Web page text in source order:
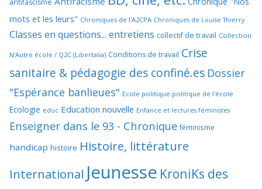
antifascisme
mots et les leurs" Chroniques de l'A2CPA Chroniques de Louise Thierry
Classes en questions... entretiens collectif de travail Collection
N'Autre école / Q2C (Libertalia) Conditions de travail Crise
sanitaire & pédagogie des confiné.es Dossier
"Espérance banlieues" Ecole politique politique de l'école
Ecologie educ Education nouvelle Enfance et lectures féministes
Enseigner dans le 93 - Chronique féminisme
handicap histoire Histoire, littérature
International Jeunesse KroniKs des